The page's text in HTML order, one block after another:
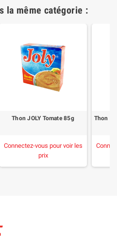
la même catégorie :
Thon JOLY Tomate 85g
Connectez-vous pour voir les
prix